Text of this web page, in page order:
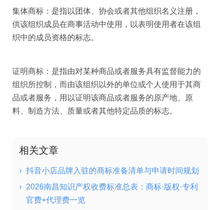
集体商标：是指以团体、协会或者其他组织名义注册，
供该组织成员在商事活动中使用，以表明使用者在该组
织中的成员资格的标志。
证明商标：是指由对某种商品或者服务具有监督能力的
组织所控制，而由该组织以外的单位或个人使用于其商
品或者服务，用以证明该商品或者服务的原产地、原
料、制造方法、质量或者其他特定品质的标志。
相关文章
› 抖音小店品牌入驻的商标准备清单与申请时间规划
› 2026南昌知识产权收费标准总表：商标·版权·专利
官费+代理费一览